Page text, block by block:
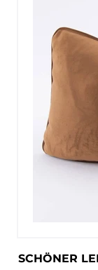
SCHÖNER